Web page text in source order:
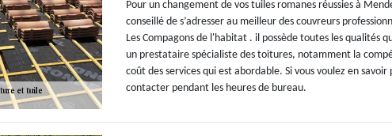
Pour un changement de vos tuiles romanes réussies à
conseillé de s’adresser au meilleur des couvreurs
Les Compagons de l'habitat . il possède toutes les qualités
un prestataire spécialiste des toitures, notamment la
coût des services qui est abordable. Si vous voulez en savoir
contacter pendant les heures de bureau.